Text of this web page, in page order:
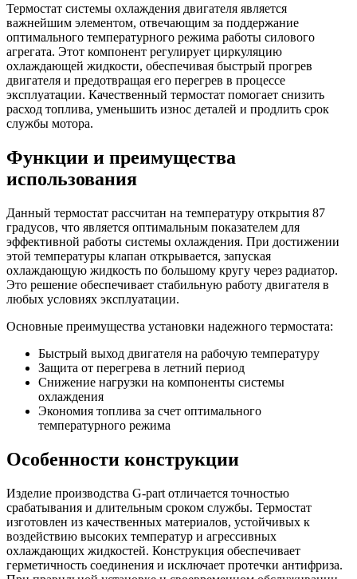
гр.)
(дв.402,406)
G-
part
Термостат системы охлаждения двигателя является
важнейшим элементом, отвечающим за поддержание
оптимального температурного режима работы силового
агрегата. Этот компонент регулирует циркуляцию
охлаждающей жидкости, обеспечивая быстрый прогрев
двигателя и предотвращая его перегрев в процессе
эксплуатации. Качественный термостат помогает снизить
расход топлива, уменьшить износ деталей и продлить срок
службы мотора.
Функции и преимущества
использования
Данный термостат рассчитан на температуру открытия 87
градусов, что является оптимальным показателем для
эффективной работы системы охлаждения. При достижении
этой температуры клапан открывается, запуская
охлаждающую жидкость по большому кругу через радиатор.
Это решение обеспечивает стабильную работу двигателя в
любых условиях эксплуатации.
Основные преимущества установки надежного термостата:
Быстрый выход двигателя на рабочую температуру
Защита от перегрева в летний период
Снижение нагрузки на компоненты системы
охлаждения
Экономия топлива за счет оптимального
температурного режима
Особенности конструкции
Изделие производства G-part отличается точностью
срабатывания и длительным сроком службы. Термостат
изготовлен из качественных материалов, устойчивых к
воздействию высоких температур и агрессивных
охлаждающих жидкостей. Конструкция обеспечивает
герметичность соединения и исключает протечки антифриза.